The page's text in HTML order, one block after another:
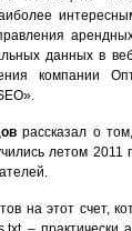
данных в
компании
рассказал о
летом 2011
на этот счет,